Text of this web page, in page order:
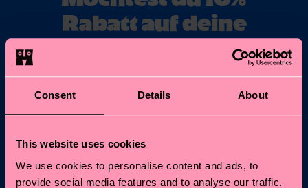
Consent Details About
This website uses cookies
We use cookies to personalise content and ads, to
provide social media features and to analyse our traffic.
Rabatt auf deine
erste Bestellung
erhalten?
10% Rabatt* sowie die neuesten Informationen &
E-Mail
Anmelden